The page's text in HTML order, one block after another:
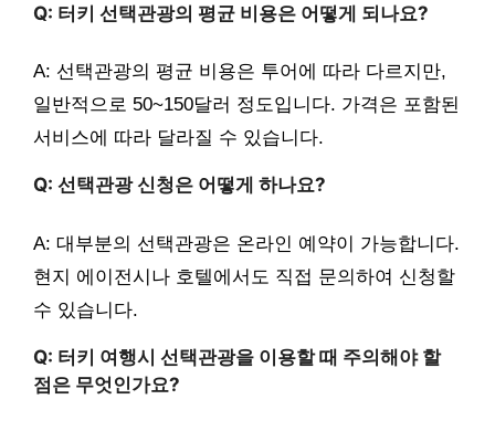
Q: 터키 선택관광의 평균 비용은 어떻게 되나요?
A: 선택관광의 평균 비용은 투어에 따라 다르지만,
일반적으로 50~150달러 정도입니다. 가격은 포함된
서비스에 따라 달라질 수 있습니다.
Q: 선택관광 신청은 어떻게 하나요?
A: 대부분의 선택관광은 온라인 예약이 가능합니다.
현지 에이전시나 호텔에서도 직접 문의하여 신청할
수 있습니다.
Q: 터키 여행시 선택관광을 이용할 때 주의해야 할
점은 무엇인가요?